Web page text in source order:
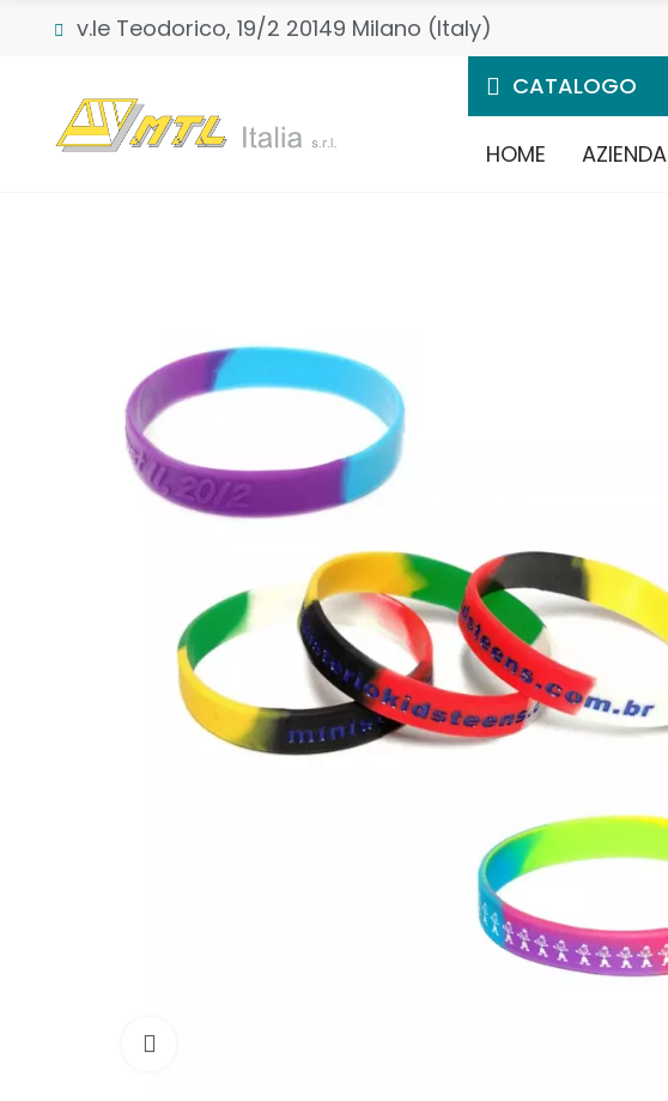
v.le Teodorico, 19/2 20149 Milano (Italy)
CATALOGO
HOME AZIENDA